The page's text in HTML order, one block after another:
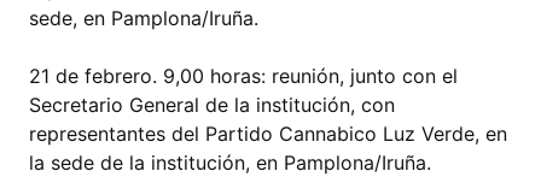
sede, en Pamplona/Iruña.
21 de febrero. 9,00 horas: reunión, junto con el
Secretario General de la institución, con
representantes del Partido Cannabico Luz Verde, en
la sede de la institución, en Pamplona/Iruña.